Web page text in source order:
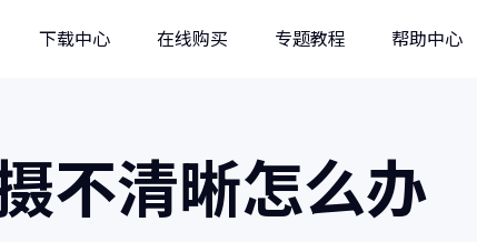
制/课程模板
图法法AI图像检测
AI生图检测/AI换脸检测
图片增强API
下载中心 在线购买 专题教程 帮助中心
不清晰怎么办